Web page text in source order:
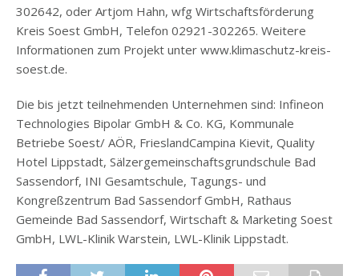
302642, oder Artjom Hahn, wfg Wirtschaftsförderung
Kreis Soest GmbH, Telefon 02921-302265. Weitere
Informationen zum Projekt unter www.klimaschutz-kreis-
soest.de.
Die bis jetzt teilnehmenden Unternehmen sind: Infineon
Technologies Bipolar GmbH & Co. KG, Kommunale
Betriebe Soest/ AÖR, FrieslandCampina Kievit, Quality
Hotel Lippstadt, Sälzergemeinschaftsgrundschule Bad
Sassendorf, INI Gesamtschule, Tagungs- und
Kongreßzentrum Bad Sassendorf GmbH, Rathaus
Gemeinde Bad Sassendorf, Wirtschaft & Marketing Soest
GmbH, LWL-Klinik Warstein, LWL-Klinik Lippstadt.